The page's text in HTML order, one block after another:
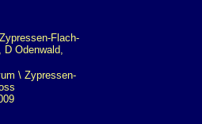
\ Zypressen-